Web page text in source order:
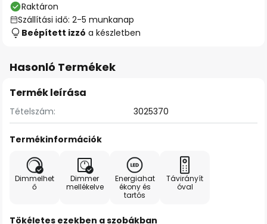
Raktáron
Szállítási idő: 2-5 munkanap
Beépített izzó a készletben
Hasonló Termékek
Termék leírása
Tételszám: 3025370
Termékinformációk
Dimmelhet
ő
Dimmer
mellékelve
Energiahat
ékony és
tartós
Távirányít
óval
Tökéletes ezekben a szobákban